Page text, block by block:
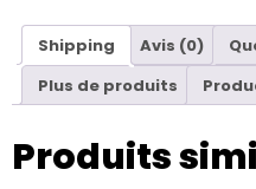
Shipping Avis (0)
Plus de produits
Produits